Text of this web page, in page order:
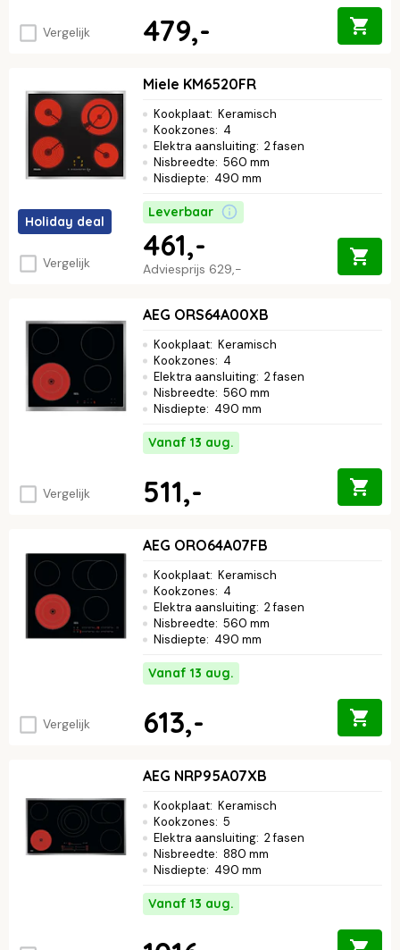
Vergelijk 479,-
Holiday deal
Vergelijk
Miele KM6520FR
Kookplaat: Keramisch
Kookzones: 4
Elektra aansluiting: 2 fasen
Nisbreedte: 560 mm
Nisdiepte: 490 mm
Leverbaar
Adviesprijs 629,-
461,-
Vergelijk
AEG ORS64A00XB
Kookplaat: Keramisch
Kookzones: 4
Elektra aansluiting: 2 fasen
Nisbreedte: 560 mm
Nisdiepte: 490 mm
Vanaf 13 aug.
511,-
Vergelijk
AEG ORO64A07FB
Kookplaat: Keramisch
Kookzones: 4
Elektra aansluiting: 2 fasen
Nisbreedte: 560 mm
Nisdiepte: 490 mm
Vanaf 13 aug.
613,-
AEG NRP95A07XB
Kookplaat: Keramisch
Kookzones: 5
Elektra aansluiting: 2 fasen
Nisbreedte: 880 mm
Nisdiepte: 490 mm
Vanaf 13 aug.